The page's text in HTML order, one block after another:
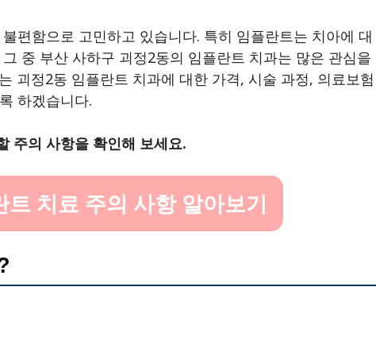
편함으로 고민하고 있습니다. 특히 임플란트는 치아에 대
중 부산 사하구 괴정2동의 임플란트 치과는 많은 관심을
괴정2동 임플란트 치과에 대한 가격, 시술 과정, 의료보험
하겠습니다.
주의 사항을 확인해 보세요.
트 치료 주의 사항 알아보기